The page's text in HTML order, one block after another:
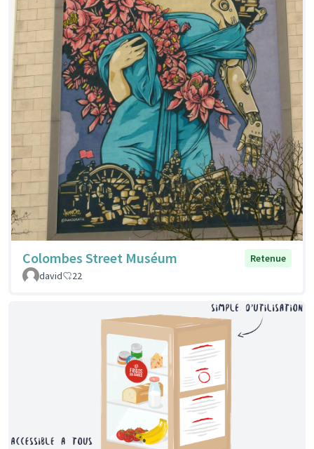
Colombes Street Muséum
Retenue
david
22